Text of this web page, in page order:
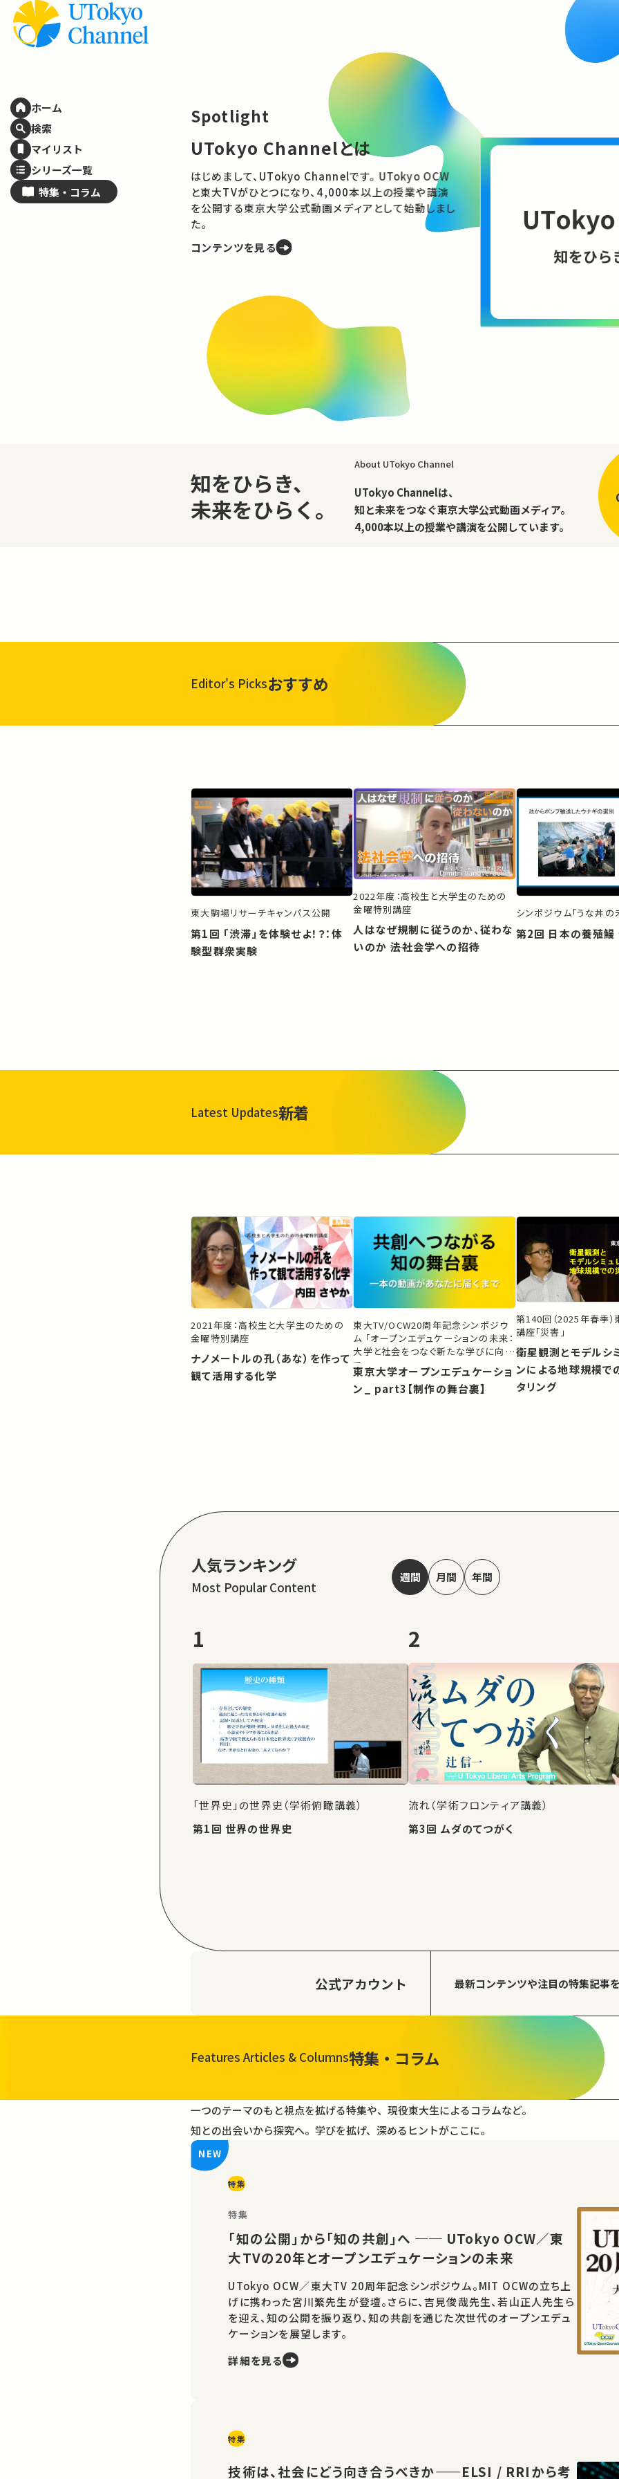
ホーム
検索
マイリスト
シリーズ一覧
特集・ コラム
Spotlight
UTokyo Channelとは
はじめまして、UTokyo Channelです。 UTokyo OCW
と東大TVがひとつになり、4,000本以上の授業や講演
を公開する東京大学公式動画メディアとして始動しまし
た。
コンテンツを見る
知をひらき、
未来をひらく。
About UTokyo Channel
UTokyo Channelは、
知と未来をつなぐ東京大学公式動画メディア。
4,000本以上の授業や講演を公開しています。
Editor's Picksおすすめ
東大駒場リサーチキャンパス公開
第1回 「渋滞」を体験せよ！？：体
験型群衆実験
2022年度：高校生と大学生のための
金曜特別講座
人はなぜ規制に従うのか、従わな
いのか ――法社会学への招待
シンポジウム「うな丼の
第2回 日本の養殖
Latest Updates新着
一覧を見る
2021年度：高校生と大学生のための
金曜特別講座
ナノメートルの孔（あな）を作って
観て活用する化学
東大TV/OCW20周年記念シンポジウ
ム 「オープンエデュケーションの未来：
大学と社会をつなぐ新たな学びに向け
て」
東京大学オープンエデュケーショ
ン_ part3【制作の舞台裏】
第140回（2025年春季
講座「災害」
衛星観測とモデルシ
ンによる地球規模で
タリング
人気ランキング
Most Popular Content
週間 月間 年間
1
「世界史」の世界史（学術俯瞰講義）
第1回 世界の世界史
2
流れ（学術フロンティア講義）
第3回 ムダのてつがく
公式アカウント 最新コンテンツや注目の特集記事
Features Articles & Columns特集・コラム
一覧を見る
一つのテーマのもと視点を拡げる特集や、現役東大生によるコラムなど。
知との出会いから探究へ。学びを拡げ、深めるヒントがここに。
特集
特集
「知の公開」から「知の共創」へ ── UTokyo OCW／東
大TVの20年とオープンエデュケーションの未来
UTokyo OCW／東大TV 20周年記念シンポジウム。MIT OCWの立ち上
げに携わった宮川繁先生が登壇。さらに、吉見俊哉先生、若山正人先生ら
を迎え、知の公開を振り返り、知の共創を通じた次世代のオープンエデュ
ケーションを展望します。
詳細を見る
特集
技術は、社会にどう向き合うべきか——ELSI / RRIから考